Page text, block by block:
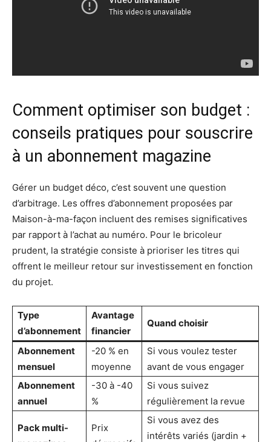
Comment optimiser son budget :
conseils pratiques pour souscrire
à un abonnement magazine
Gérer un budget déco, c’est souvent une question
d’arbitrage. Les offres d’abonnement proposées par
Maison-à-ma-façon incluent des remises significatives
par rapport à l’achat au numéro. Pour le bricoleur
prudent, la stratégie consiste à prioriser les titres qui
offrent le meilleur retour sur investissement en fonction
du projet.
Type
d’abonnement
Avantage
financier
Quand choisir
Abonnement
mensuel
-20 % en
moyenne
Si vous voulez tester
avant de vous engager
Abonnement
annuel
-30 à -40
%
Si vous suivez
régulièrement la revue
Pack multi-
Prix
Si vous avez des
intérêts variés (jardin +